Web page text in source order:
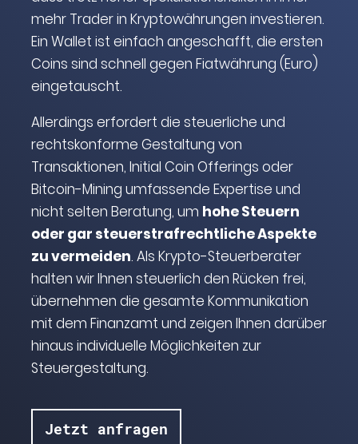
mehr Trader in Kryptowährungen investieren.
Ein Wallet ist einfach angeschafft, die ersten
Coins sind schnell gegen Fiatwährung (Euro)
eingetauscht.
Allerdings erfordert die steuerliche und
rechtskonforme Gestaltung von
Transaktionen, Initial Coin Offerings oder
Bitcoin-Mining umfassende Expertise und
nicht selten Beratung, um hohe Steuern
oder gar steuerstrafrechtliche Aspekte
zu vermeiden. Als Krypto-Steuerberater
halten wir Ihnen steuerlich den Rücken frei,
übernehmen die gesamte Kommunikation
mit dem Finanzamt und zeigen Ihnen darüber
hinaus individuelle Möglichkeiten zur
Steuergestaltung.
Jetzt anfragen